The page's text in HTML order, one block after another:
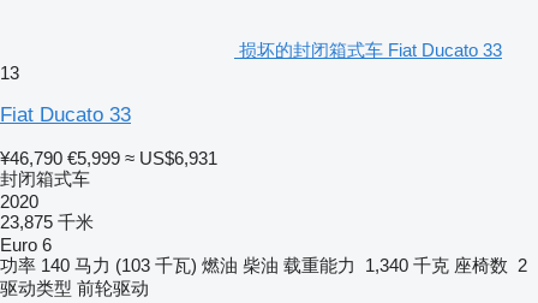
损坏的封闭箱式车 Fiat Ducato 33
13
Fiat Ducato 33
¥46,790 €5,999 ≈ US$6,931
封闭箱式车
2020
23,875 千米
Euro 6
功率 140 马力 (103 千瓦) 燃油 柴油 载重能力 1,340 千克 座椅数 2
驱动类型 前轮驱动